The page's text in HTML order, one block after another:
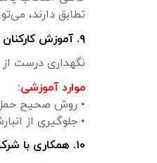
تطابق دارند،
۹. آموزش کارکنان برای نگهداری صحیح از پالت‌ها
نگهداری درست
موارد آموزشی:
• روش صحیح حمل
• جلوگیری از
۱۰. همکاری با شرکت‌های بازیافتی